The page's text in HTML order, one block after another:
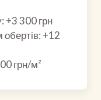
+3 300 грн
+12
грн/м²